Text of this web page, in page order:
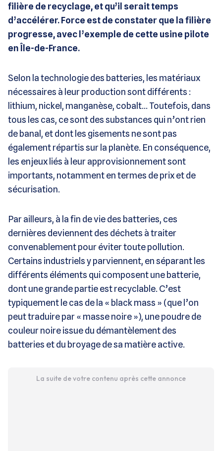
filière de recyclage, et qu’il serait temps
d’accélérer. Force est de constater que la filière
progresse, avec l’exemple de cette usine pilote
en Île-de-France.
Selon la technologie des batteries, les matériaux
nécessaires à leur production sont différents :
lithium, nickel, manganèse, cobalt… Toutefois, dans
tous les cas, ce sont des substances qui n’ont rien
de banal, et dont les gisements ne sont pas
également répartis sur la planète. En conséquence,
les enjeux liés à leur approvisionnement sont
importants, notamment en termes de prix et de
sécurisation.
Par ailleurs, à la fin de vie des batteries, ces
dernières deviennent des déchets à traiter
convenablement pour éviter toute pollution.
Certains industriels y parviennent, en séparant les
différents éléments qui composent une batterie,
dont une grande partie est recyclable. C’est
typiquement le cas de la « black mass » (que l’on
peut traduire par « masse noire »), une poudre de
couleur noire issue du démantèlement des
batteries et du broyage de sa matière active.
La suite de votre contenu après cette annonce